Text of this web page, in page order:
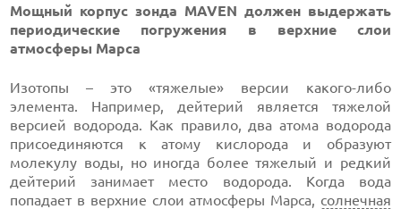
Мощный корпус зонда MAVEN должен выдержать
периодические погружения в верхние слои
атмосферы Марса
Изотопы – это «тяжелые» версии какого-либо
элемента. Например, дейтерий является тяжелой
версией водорода. Как правило, два атома водорода
присоединяются к атому кислорода и образуют
молекулу воды, но иногда более тяжелый и редкий
дейтерий занимает место водорода. Когда вода
попадает в верхние слои атмосферы Марса, солнечная